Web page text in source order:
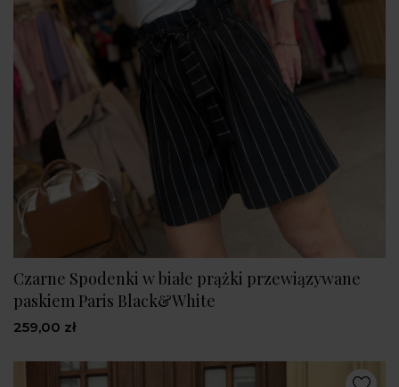
Czarne Spodenki w białe prążki przewiązywane
paskiem Paris Black&White
259,00 zł